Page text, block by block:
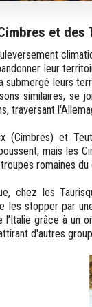
et des
leur
submergé leurs
similaires, se
traversant
(Cimbres) et
mais les
romaines
chez les
les stopper par
l’Italie grâce à un
d'autres